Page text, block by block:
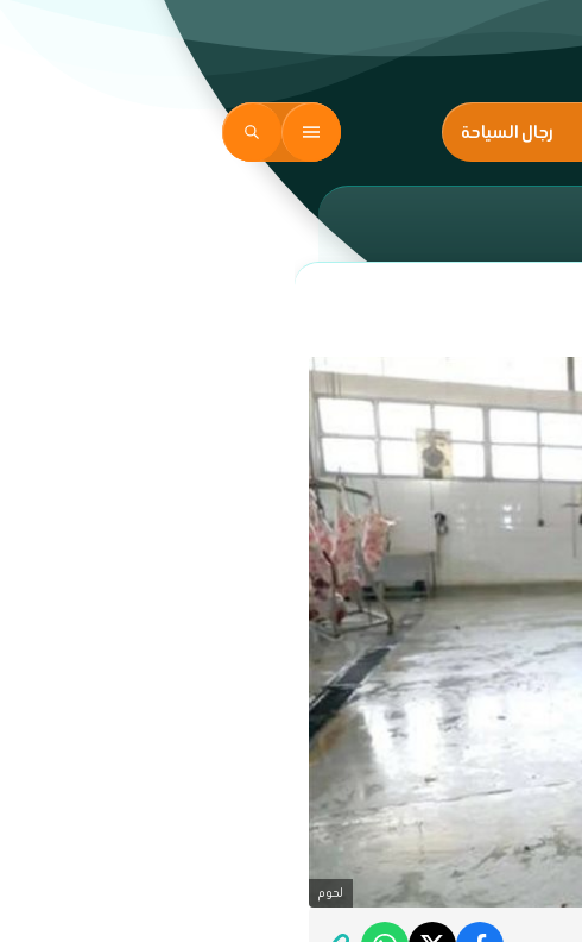
رجال السياحة
لحوم